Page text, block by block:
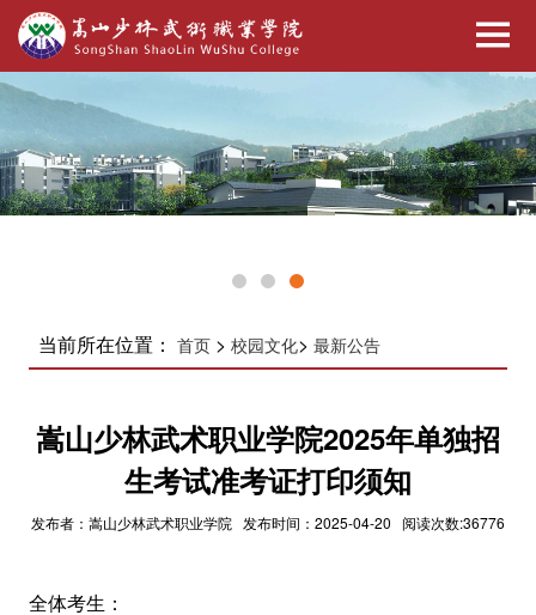
当前所在位置： 首页> 校园文化> 最新公告
嵩山少林武术职业学院2025年单独招
生考试准考证打印须知
发布者：嵩山少林武术职业学院 发布时间：2025-04-20 阅读次数:36776
全体考生：